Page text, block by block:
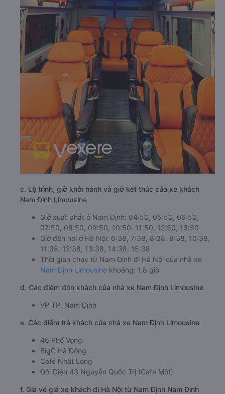
c. Lộ trình, giờ khởi hành và giờ kết thúc của xe khách
Nam Định Limousine
Giờ xuất phát ở Nam Định: 04:50, 05:50, 06:50,
07:50, 08:50, 09:50, 10:50, 11:50, 12:50, 13:50
Giờ đến nơi ở Hà Nội: 6:38, 7:38, 8:38, 9:38, 10:38,
11:38, 12:38, 13:38, 14:38, 15:38
Thời gian chạy từ Nam Định đi Hà Nội của nhà xe
Nam Định Limousine khoảng: 1.8 giờ
d. Các điểm đón khách của nhà xe Nam Định Limousine
VP TP. Nam Định
e. Các điểm trả khách của nhà xe Nam Định Limousine
46 Phố Vọng
BigC Hà Đông
Cafe Nhất Long
Đối Diện 43 Nguyễn Quốc Trị (Cafe Mốt)
f. Giá vé giá xe khách đi Hà Nội từ Nam Định Nam Định